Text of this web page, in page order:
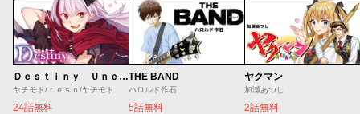
Ｄｅｓｔｉｎｙ Ｕｎｃｈａｉｎ Ｏｎｌｉｎｅ 吸血鬼少女となって、やがて『赤の魔王』と呼ばれるようになりました
ヤチモト/ｒｅｓｎ/ヤチモト
24話無料
THE BAND
ハロルド作石
5話無料
ヤクマン
加瀬あつし
2話無料